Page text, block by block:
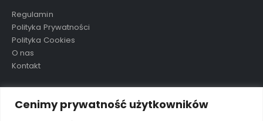
Cenimy prywatność użytkowników
Regulamin
Polityka Prywatności
Polityka Cookies
O nas
Kontakt
TAGI